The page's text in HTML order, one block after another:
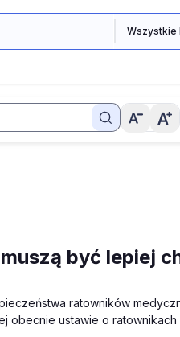
być lepiej
ratowników
obecnie ustawie o ratownikach